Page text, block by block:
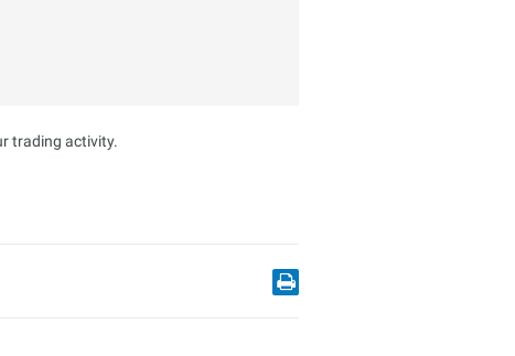
trading activity.